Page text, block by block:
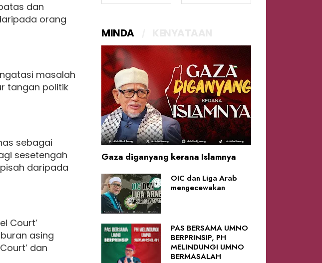
dan
orang
masalah
tangan politik
sebagai
sesetengah
daripada
Court’
asing
dan
MINDA
Gaza diganyang kerana Islamnya
OIC dan Liga Arab
mengecewakan
PAS BERSAMA UMNO
BERPRINSIP, PH
MELINDUNGI UMNO
BERMASALAH